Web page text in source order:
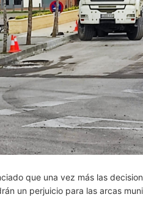
que una vez más las
un perjuicio para las arcas